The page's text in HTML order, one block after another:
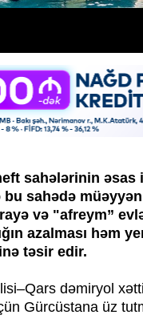
sahələrinin
sahədə
və "afreym”
azalması həm
təsir edir.
dəmiryol
Gürcüstana üz